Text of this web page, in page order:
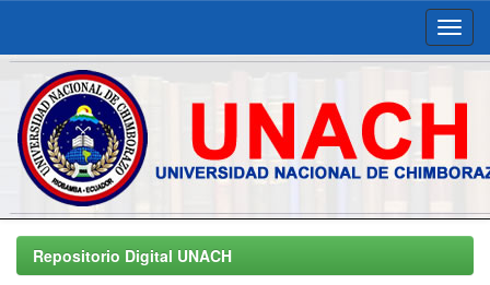
Skip
navigationRepositorio Digital UNACH